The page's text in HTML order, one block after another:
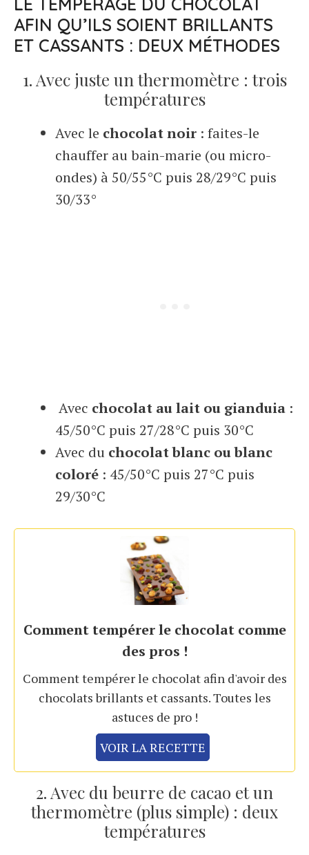
AFIN QU’ILS SOIENT BRILLANTS
ET CASSANTS : DEUX MÉTHODES
1. Avec juste un thermomètre : trois
températures
Avec le chocolat noir : faites-le
chauffer au bain-marie (ou micro-
ondes) à 50/55°C puis 28/29°C puis
30/33°
Avec chocolat au lait ou gianduia :
45/50°C puis 27/28°C puis 30°C
Avec du chocolat blanc ou blanc
coloré : 45/50°C puis 27°C puis
29/30°C
Comment tempérer le chocolat comme
des pros !
Comment tempérer le chocolat afin d'avoir des
chocolats brillants et cassants. Toutes les
astuces de pro !
VOIR LA RECETTE
2. Avec du beurre de cacao et un
thermomètre (plus simple) : deux
températures